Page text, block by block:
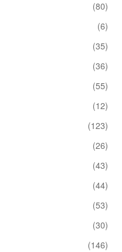
(80)
(6)
(35)
(36)
(55)
(12)
(123)
(26)
(43)
(44)
(53)
(30)
(146)